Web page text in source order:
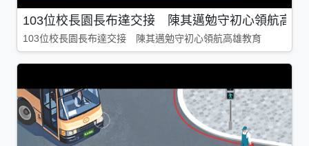
103位校長園長布達交接 陳其邁勉守初心領航高雄
103位校長園長布達交接 陳其邁勉守初心領航高雄教育